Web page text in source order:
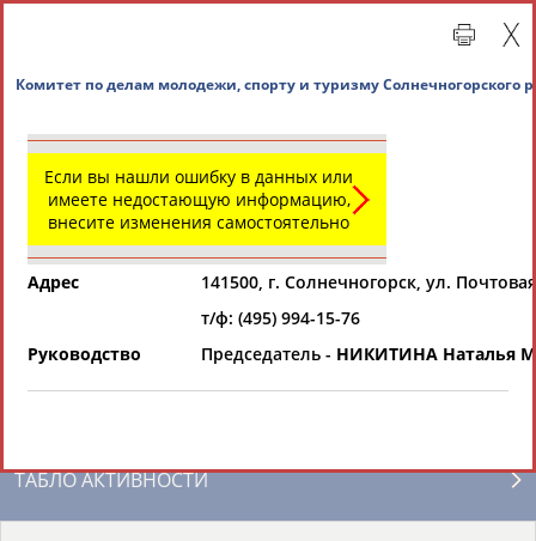
Региональные спортивные организации
СВОДНЫЕ ИНДЕКСЫ
ТАБЛО АКТИВНОСТИ
Если вы нашли ошибку в данных или
имеете недостающую информацию,
внесите изменения самостоятельно
Адрес
141500, г. Солнечногорск, ул.
т/ф: (495) 994-15-76
Руководство
Председатель - НИКИТИНА Наталья